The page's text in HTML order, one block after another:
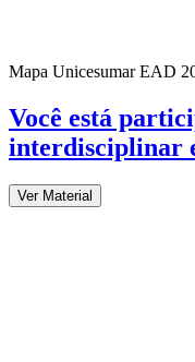
Mapa Unicesumar EAD
Você está
interdisciplinar
Ver Material